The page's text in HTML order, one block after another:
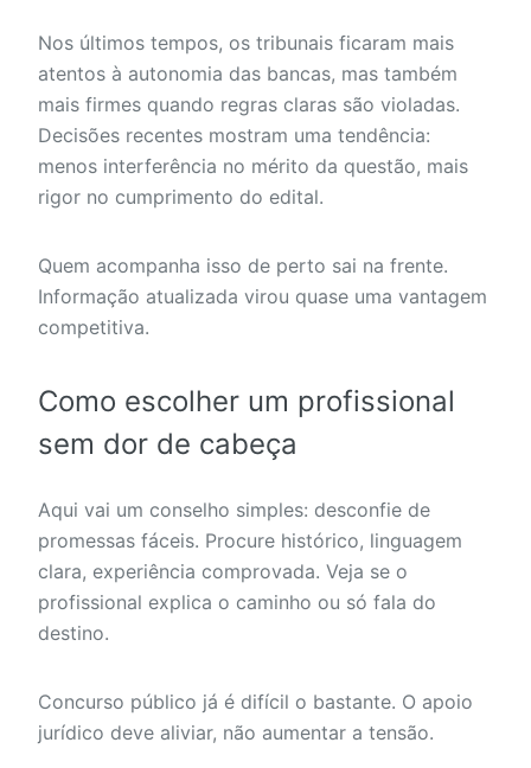
Nos últimos tempos, os tribunais ficaram mais
atentos à autonomia das bancas, mas também
mais firmes quando regras claras são violadas.
Decisões recentes mostram uma tendência:
menos interferência no mérito da questão, mais
rigor no cumprimento do edital.
Quem acompanha isso de perto sai na frente.
Informação atualizada virou quase uma vantagem
competitiva.
Como escolher um profissional
sem dor de cabeça
Aqui vai um conselho simples: desconfie de
promessas fáceis. Procure histórico, linguagem
clara, experiência comprovada. Veja se o
profissional explica o caminho ou só fala do
destino.
Concurso público já é difícil o bastante. O apoio
jurídico deve aliviar, não aumentar a tensão.